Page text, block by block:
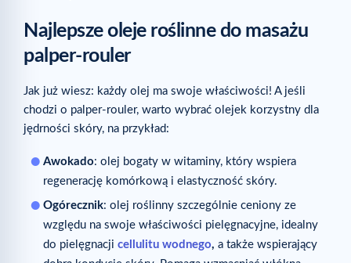
Najlepsze oleje roślinne do masażu
palper-rouler
Jak już wiesz: każdy olej ma swoje właściwości! A jeśli
chodzi o palper-rouler, warto wybrać olejek korzystny dla
jędrności skóry, na przykład:
Awokado: olej bogaty w witaminy, który wspiera
regenerację komórkową i elastyczność skóry.
Ogórecznik: olej roślinny szczególnie ceniony ze
względu na swoje właściwości pielęgnacyjne, idealny
do pielęgnacji cellulitu wodnego, a także wspierający